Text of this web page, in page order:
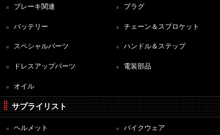
ブレーキ関連 プラグ
バッテリー チェーン＆スプロケット
スペシャルパーツ ハンドル＆ステップ
ドレスアップパーツ 電装部品
オイル
サプライリスト
ヘルメット バイクウェア